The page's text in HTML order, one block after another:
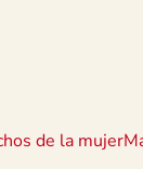
de la mujer